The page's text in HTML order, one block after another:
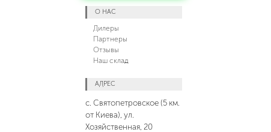
О НАС
Дилеры
Партнеры
Отзывы
Наш склад
АДРЕС
с. Святопетровское (5 км.
от Киева), ул.
Хозяйственная, 20